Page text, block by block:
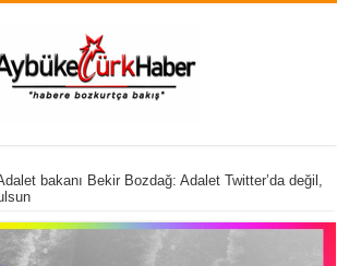
bakanı Bekir Bozdağ: Adalet Twitter’da değil,